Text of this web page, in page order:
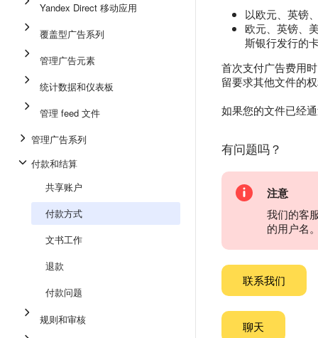
Yandex Direct 移动应用
覆盖型广告系列
管理广告元素
统计数据和仪表板
管理 feed 文件
管理广告系列
付款和结算
共享账户
付款方式
文书工作
退款
付款问题
规则和审核
以欧元、英镑
欧元、英镑、
斯银行发行的
首次支付广告费用
留要求其他文件的
如果您的文件已经
有问题吗？
注意
我们的客
的用户名
联系我们
聊天